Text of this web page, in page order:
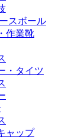
スボール
作業靴
・タイツ
ャップ